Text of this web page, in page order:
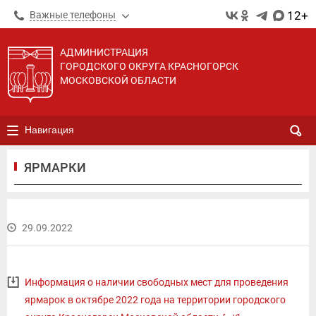
Важные телефоны 12+
АДМИНИСТРАЦИЯ
ГОРОДСКОГО ОКРУГА КРАСНОГОРСК
МОСКОВСКОЙ ОБЛАСТИ
Навигация
ЯРМАРКИ
29.09.2022
Информация о наличии свободных мест для проведения
ярмарок в октябре 2022 года на территории городского